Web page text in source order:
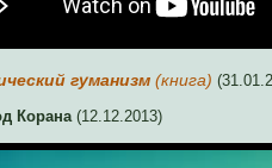
гуманизм (книга)
Корана(12.12.2013)